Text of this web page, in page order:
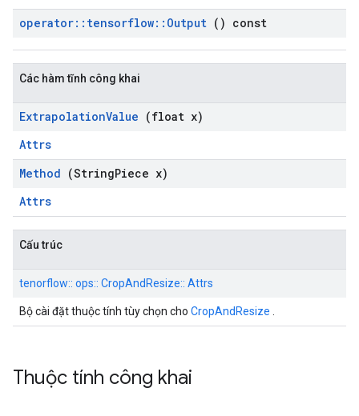
operator:: tensorflow:: Output () const
Các hàm tĩnh công khai
ExtrapolationValue (float x)
Attrs
Method (StringPiece x)
Attrs
Cấu trúc
tenorflow:: ops:: CropAndResize:: Attrs
Bộ cài đặt thuộc tính tùy chọn cho CropAndResize
Thuộc tính công khai